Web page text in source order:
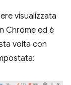
visualizzata
Chrome ed è
volta con